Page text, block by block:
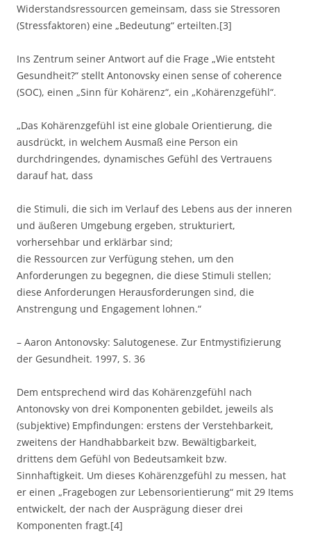
Widerstandsressourcen gemeinsam, dass sie Stressoren
(Stressfaktoren) eine „Bedeutung“ erteilten.[3]
Ins Zentrum seiner Antwort auf die Frage „Wie entsteht
Gesundheit?“ stellt Antonovsky einen sense of coherence
(SOC), einen „Sinn für Kohärenz“, ein „Kohärenzgefühl“.
„Das Kohärenzgefühl ist eine globale Orientierung, die
ausdrückt, in welchem Ausmaß eine Person ein
durchdringendes, dynamisches Gefühl des Vertrauens
darauf hat, dass
die Stimuli, die sich im Verlauf des Lebens aus der inneren
und äußeren Umgebung ergeben, strukturiert,
vorhersehbar und erklärbar sind;
die Ressourcen zur Verfügung stehen, um den
Anforderungen zu begegnen, die diese Stimuli stellen;
diese Anforderungen Herausforderungen sind, die
Anstrengung und Engagement lohnen.“
– Aaron Antonovsky: Salutogenese. Zur Entmystifizierung
der Gesundheit. 1997, S. 36
Dem entsprechend wird das Kohärenzgefühl nach
Antonovsky von drei Komponenten gebildet, jeweils als
(subjektive) Empfindungen: erstens der Verstehbarkeit,
zweitens der Handhabbarkeit bzw. Bewältigbarkeit,
drittens dem Gefühl von Bedeutsamkeit bzw.
Sinnhaftigkeit. Um dieses Kohärenzgefühl zu messen, hat
er einen „Fragebogen zur Lebensorientierung“ mit 29 Items
entwickelt, der nach der Ausprägung dieser drei
Komponenten fragt.[4]